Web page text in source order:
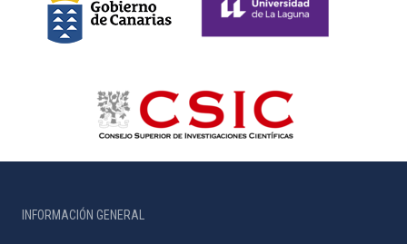
INFORMACIÓN GENERAL